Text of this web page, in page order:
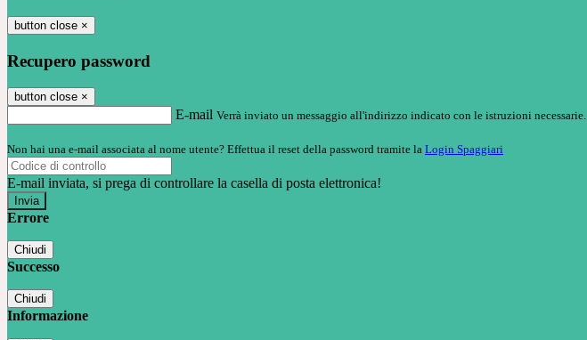
button close ×
Recupero password
button close ×
E-mail Verrà inviato un messaggio all'indirizzo indicato con le istruzioni necessarie.
Non hai una e-mail associata al nome utente? Effettua il reset della password tramite la Login Spaggiari
E-mail inviata, si prega di controllare la casella di posta elettronica!
Errore
Chiudi
Successo
Chiudi
Informazione